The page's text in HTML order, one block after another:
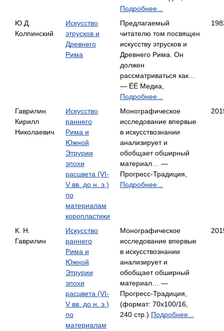
Подробнее...
Ю.Д.
Колпинский
Искусство
этрусков и
Древнего
Рима
Предлагаемый
читателю том посвящен
искусству этрусков и
Древнего Рима. Он
должен
рассматриваться как…
— ЁЁ Медиа,
Подробнее...
Гаврилин
Кирилл
Николаевич
Искусство
раннего
Рима и
Южной
Этрурии
эпохи
расцвета (VI-
V вв. до н. э.)
по
материалам
коропластики
Монографическое
исследование впервые
в искусствознании
анализирует и
обобщает обширный
материал… —
Прогресс-Традиция,
Подробнее...
К. Н.
Гаврилин
Искусство
раннего
Рима и
Южной
Этрурии
эпохи
расцвета (VI-
V вв. до н. э.)
по
материалам
Монографическое
исследование впервые
в искусствознании
анализирует и
обобщает обширный
материал… —
Прогресс-Традиция,
(формат: 70x100/16,
240 стр.) Подробнее...